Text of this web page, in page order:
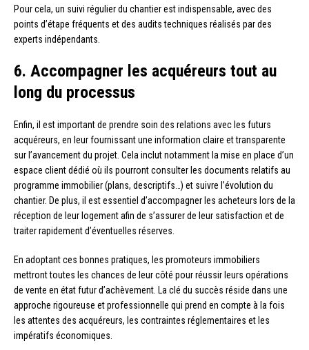
Pour cela, un suivi régulier du chantier est indispensable, avec des
points d’étape fréquents et des audits techniques réalisés par des
experts indépendants.
6. Accompagner les acquéreurs tout au
long du processus
Enfin, il est important de prendre soin des relations avec les futurs
acquéreurs, en leur fournissant une information claire et transparente
sur l’avancement du projet. Cela inclut notamment la mise en place d’un
espace client dédié où ils pourront consulter les documents relatifs au
programme immobilier (plans, descriptifs…) et suivre l’évolution du
chantier. De plus, il est essentiel d’accompagner les acheteurs lors de la
réception de leur logement afin de s’assurer de leur satisfaction et de
traiter rapidement d’éventuelles réserves.
En adoptant ces bonnes pratiques, les promoteurs immobiliers
mettront toutes les chances de leur côté pour réussir leurs opérations
de vente en état futur d’achèvement. La clé du succès réside dans une
approche rigoureuse et professionnelle qui prend en compte à la fois
les attentes des acquéreurs, les contraintes réglementaires et les
impératifs économiques.